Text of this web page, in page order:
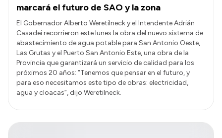
marcará el futuro de SAO y la zona
El Gobernador Alberto Weretilneck y el Intendente Adrián
Casadei recorrieron este lunes la obra del nuevo sistema de
abastecimiento de agua potable para San Antonio Oeste,
Las Grutas y el Puerto San Antonio Este, una obra de la
Provincia que garantizará un servicio de calidad para los
próximos 20 años: “Tenemos que pensar en el futuro, y
para eso necesitamos este tipo de obras: electricidad,
agua y cloacas”, dijo Weretilneck.